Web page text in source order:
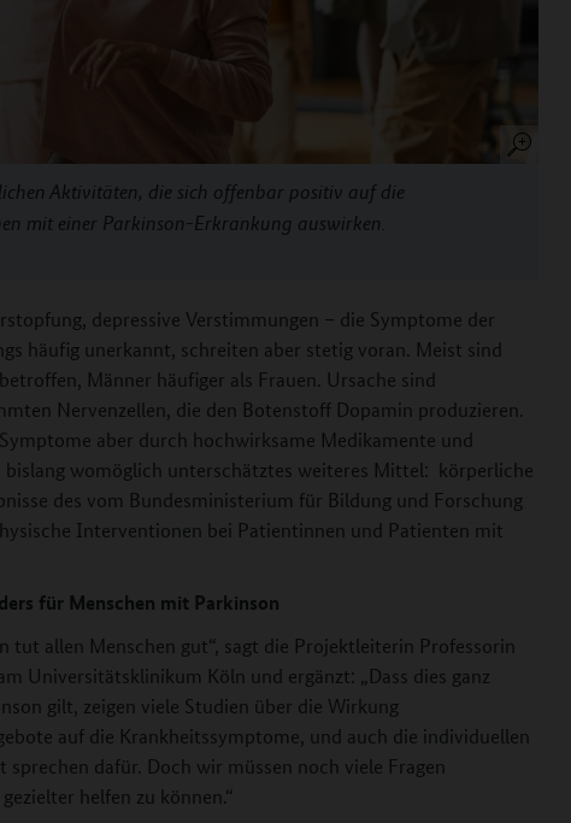
Aktivitäten, die sich offenbar positiv auf die
mit einer Parkinson-Erkrankung auswirken.
depressive Verstimmungen – die Symptome der
häufig unerkannt, schreiten aber stetig voran. Meist sind
Männer häufiger als Frauen. Ursache sind
Nervenzellen, die den Botenstoff Dopamin produzieren.
aber durch hochwirksame Medikamente und
womöglich unterschätztes weiteres Mittel: körperliche
des vom Bundesministerium für Bildung und Forschung
Interventionen bei Patientinnen und Patienten mit
für Menschen mit Parkinson
tut allen Menschen gut“, sagt die Projektleiterin Professorin
Universitätsklinikum Köln und ergänzt: „Dass dies ganz
gilt, zeigen viele Studien über die Wirkung
auf die Krankheitssymptome, und auch die individuellen
sprechen dafür. Doch wir müssen noch viele Fragen
helfen zu können.“